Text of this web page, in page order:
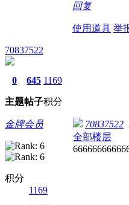
回复
使用道具 举
70837522
0
主题
645
帖子
1169
积分
金牌会员
积分
1169
70837522
全部楼层